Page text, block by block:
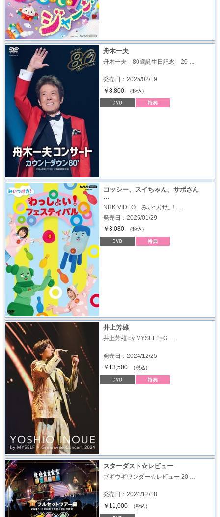
舟木一夫
舟木一夫 80歳誕生日記念 20 …
発売日：2025/02/19
￥8,800
（税込）
コッシー、スイちゃん、サボさん
…
NHK VIDEO みいつけた！ …
発売日：2025/01/29
￥3,080
（税込）
井上芳雄
井上芳雄 by MYSELF×G …
発売日：2024/12/25
￥13,500
（税込）
スターダスト☆レビュー
ブギウギワンダー☆レビュー 20 …
発売日：2024/12/18
￥11,000
（税込）